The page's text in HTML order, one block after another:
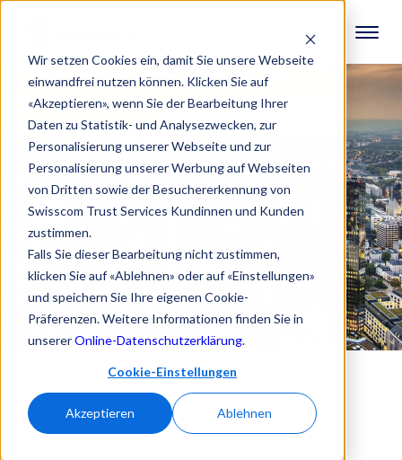
Wir setzen Cookies ein, damit Sie unsere Webseite
einwandfrei nutzen können. Klicken Sie auf
«Akzeptieren», wenn Sie der Bearbeitung Ihrer
Daten zu Statistik- und Analysezwecken, zur
Personalisierung unserer Webseite und zur
Personalisierung unserer Werbung auf Webseiten
von Dritten sowie der Besuchererkennung von
Swisscom Trust Services Kundinnen und Kunden
zustimmen.
Falls Sie dieser Bearbeitung nicht zustimmen,
klicken Sie auf «Ablehnen» oder auf «Einstellungen»
und speichern Sie Ihre eigenen Cookie-
Präferenzen. Weitere Informationen finden Sie in
unsererOnline-Datenschutzerklärung.
Cookie-Einstellungen
Akzeptieren Ablehnen
03.06.2026